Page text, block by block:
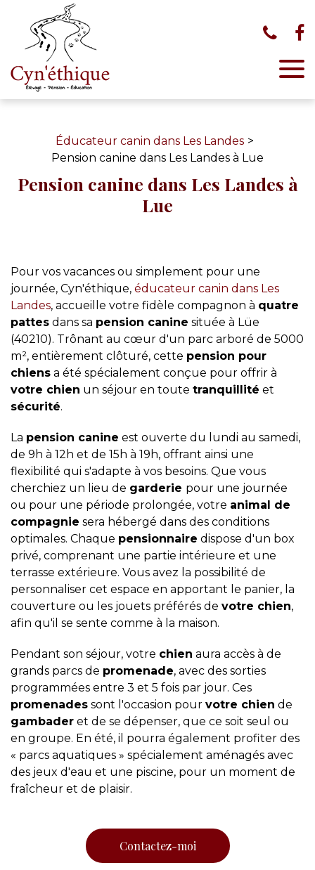
Éducateur canin dans Les Landes
Pension canine dans Les Landes à Lue
Pension canine dans Les Landes à
Lue
Pour vos vacances ou simplement pour une
journée, Cyn'éthique, éducateur canin dans Les
Landes, accueille votre fidèle compagnon à quatre
pattes dans sa pension canine située à Lüe
(40210). Trônant au cœur d'un parc arboré de 5000
m², entièrement clôturé, cette pension pour
chiens a été spécialement conçue pour offrir à
votre chien un séjour en toute tranquillité et
sécurité.
La pension canine est ouverte du lundi au samedi,
de 9h à 12h et de 15h à 19h, offrant ainsi une
flexibilité qui s'adapte à vos besoins. Que vous
cherchiez un lieu de garderie pour une journée
ou pour une période prolongée, votre animal de
compagnie sera hébergé dans des conditions
optimales. Chaque pensionnaire dispose d'un box
privé, comprenant une partie intérieure et une
terrasse extérieure. Vous avez la possibilité de
personnaliser cet espace en apportant le panier, la
couverture ou les jouets préférés de votre chien,
afin qu'il se sente comme à la maison.
Pendant son séjour, votre chien aura accès à de
grands parcs de promenade, avec des sorties
programmées entre 3 et 5 fois par jour. Ces
promenades sont l'occasion pour votre chien de
gambader et de se dépenser, que ce soit seul ou
en groupe. En été, il pourra également profiter des
« parcs aquatiques » spécialement aménagés avec
des jeux d'eau et une piscine, pour un moment de
fraîcheur et de plaisir.
Contactez-moi
Panneau de gestion des cookies